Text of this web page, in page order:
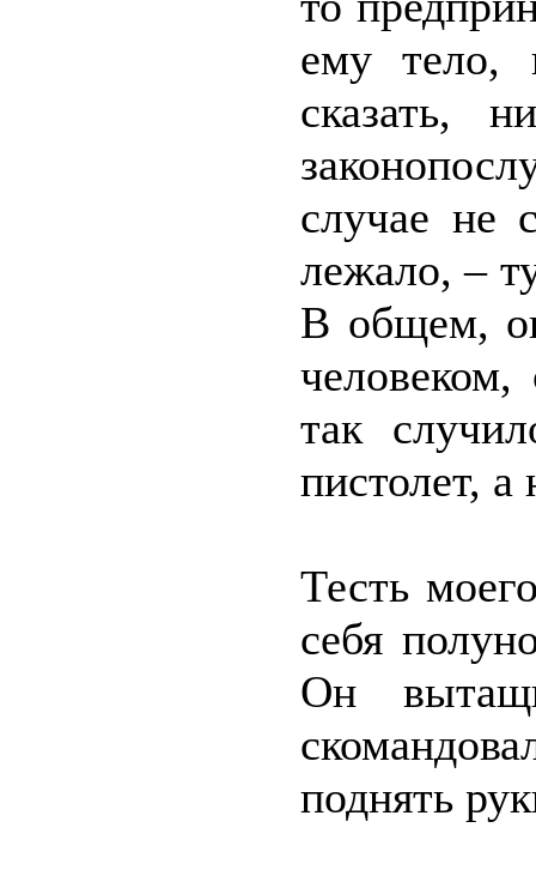
ему тело,
сказать,
случае не
лежало, –
В общем,
так
пистолет,
Тесть
себя
Он
поднять